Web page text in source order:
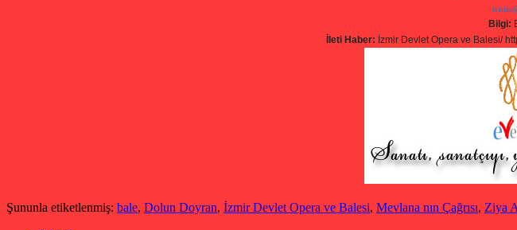
Bilgi:
İleti Haber: İzmir Devlet Opera ve Balesi/
Şununla etiketlenmiş: bale, Dolun Doyran, İzmir Devlet Opera ve Balesi, Mevlana nın Çağrısı, Ziya